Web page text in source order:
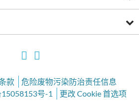
款
危险废物污染防治责任信息
号-1 更改 Cookie 首选项